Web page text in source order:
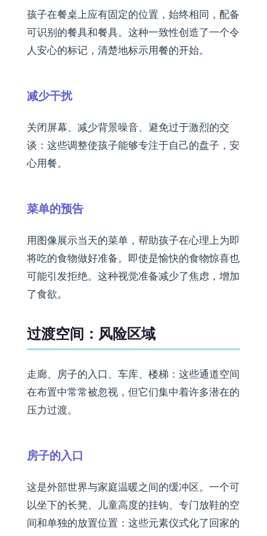
孩子在餐桌上应有固定的位置，始终相同，配备
可识别的餐具和餐具。这种一致性创造了一个令
人安心的标记，清楚地标示用餐的开始。
减少干扰
关闭屏幕、减少背景噪音、避免过于激烈的交
谈：这些调整使孩子能够专注于自己的盘子，安
心用餐。
菜单的预告
用图像展示当天的菜单，帮助孩子在心理上为即
将吃的食物做好准备。即使是愉快的食物惊喜也
可能引发拒绝。这种视觉准备减少了焦虑，增加
了食欲。
过渡空间：风险区域
走廊、房子的入口、车库、楼梯：这些通道空间
在布置中常常被忽视，但它们集中着许多潜在的
压力过渡。
房子的入口
这是外部世界与家庭温暖之间的缓冲区。一个可
以坐下的长凳、儿童高度的挂钩、专门放鞋的空
间和单独的放置位置：这些元素仪式化了回家的